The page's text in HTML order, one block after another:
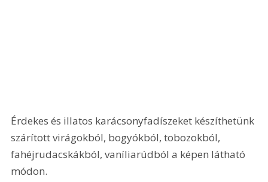
Érdekes és illatos karácsonyfadíszeket készíthetünk
szárított virágokból, bogyókból, tobozokból,
fahéjrudacskákból, vaníliarúdból a képen látható
módon.